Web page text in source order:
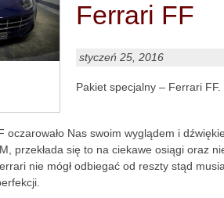
Ferrari FF
styczeń 25, 2016
Pakiet specjalny – Ferrari FF.
oczarowało Nas swoim wyglądem i
przekłada się to na ciekawe osiągi oraz
nie mógł odbiegać od reszty stąd